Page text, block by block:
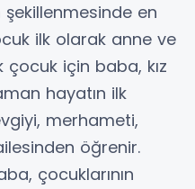
en
ilk olarak anne ve
çocuk için baba, kız
hayatın ilk
merhameti,
öğrenir.
çocuklarının